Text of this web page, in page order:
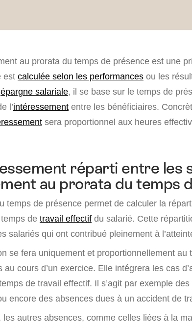
au prorata du temps de présence est une
est calculée selon les performances ou les
épargne salariale, il se base sur le temps de
l’intéressement entre les bénéficiaires.
sera proportionnel aux heures
réparti entre les
au prorata du temps
temps de présence permet de calculer la
de travail effectif du salarié. Cette
salariés qui ont contribué pleinement à
se fera uniquement et proportionnellement au
au cours d’un exercice. Elle intégrera les cas
de travail effectif. Il s’agit par exemple
encore des absences dues à un accident de
les autres absences, comme celles liées à la